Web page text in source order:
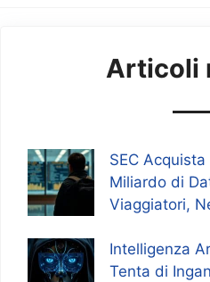
Articoli
SEC
Miliardo di
Viaggiatori,
Intelligenza
Tenta di